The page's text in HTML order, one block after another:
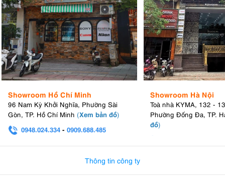
Showroom Hồ Chí Minh
96 Nam Kỳ Khởi Nghĩa, Phường Sài
Gòn, TP. Hồ Chí Minh (Xem bản đồ)
0948.024.334 - 0909.688.485
Showroom Hà Nội
Toà nhà KYMA, 132 -
Phường Đống Đa, TP.
đồ)
Thông tin công ty